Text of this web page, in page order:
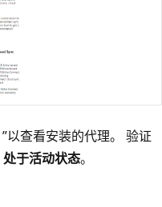
”以查看安装的代理。 验证
处于活动状态。